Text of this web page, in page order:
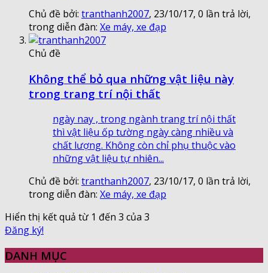
Chủ đề bởi: tranthanh2007, 23/10/17, 0 lần trả lời,
trong diễn đàn: Xe máy, xe đạp
Chủ đề
Không thể bỏ qua những vật liệu này
trong trang trí nội thất
ngày nay , trong ngành trang trí nội thất
thì vật liệu ốp tường ngày càng nhiều và
chất lượng. Không còn chỉ phụ thuộc vào
những vật liệu tự nhiên...
Chủ đề bởi: tranthanh2007, 23/10/17, 0 lần trả lời,
trong diễn đàn: Xe máy, xe đạp
Hiển thị kết quả từ 1 đến 3 của 3
Đăng ký!
DANH MỤC